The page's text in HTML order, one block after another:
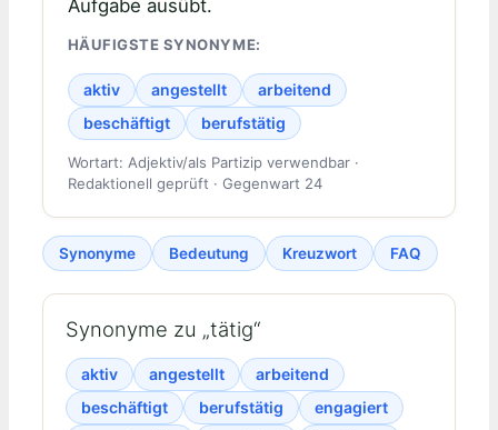
Aufgabe ausübt.
HÄUFIGSTE SYNONYME:
aktiv angestellt
arbeitend
beschäftigt
berufstätig
Wortart: Adjektiv/als Partizip verwendbar ·
Redaktionell geprüft · Gegenwart 24
Synonyme Bedeutung Kreuzwort FAQ
Synonyme zu „tätig“
aktiv angestellt
arbeitend
beschäftigt
berufstätig
engagiert